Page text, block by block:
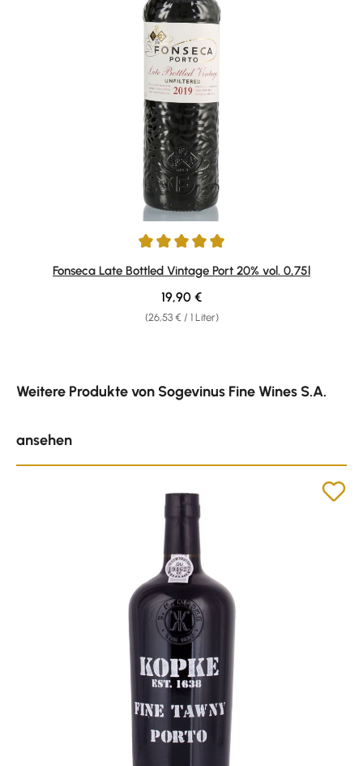
Durchschnittliche Bewertung von 5 von 5 Sternen
Fonseca Late Bottled Vintage Port 20% vol. 0,75l
(26,53 € / 1 Liter)
Regulärer Preis:
19,90 €
Weitere Produkte von Sogevinus Fine Wines S.A.
ansehen